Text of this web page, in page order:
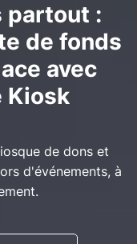
partout :
de fonds
avec
Kiosk
de dons et
d'événements, à